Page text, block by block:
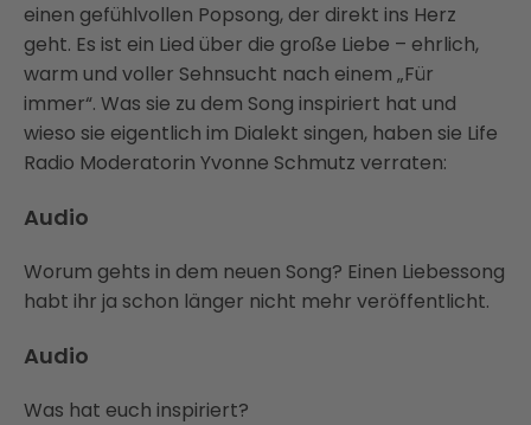
einen gefühlvollen Popsong, der direkt ins Herz
geht. Es ist ein Lied über die große Liebe – ehrlich,
warm und voller Sehnsucht nach einem „Für
immer“. Was sie zu dem Song inspiriert hat und
wieso sie eigentlich im Dialekt singen, haben sie Life
Radio Moderatorin Yvonne Schmutz verraten:
Audio
Worum gehts in dem neuen Song? Einen Liebessong
habt ihr ja schon länger nicht mehr veröffentlicht.
Audio
Was hat euch inspiriert?